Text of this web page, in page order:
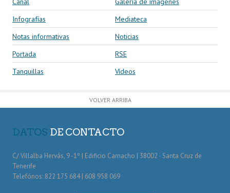
Infografías
Mediateca
Notas informativas
Noticias
Portada
RSE
Tanquillas
Vídeos
VOLVER ARRIBA
DATOS DE CONTACTO
C/ Villalba Hervás, 9 -1º | Edificio Camacho | 38002 · Santa Cruz de
Tenerife
Telefónos: 822 175 684 | 608 958 069